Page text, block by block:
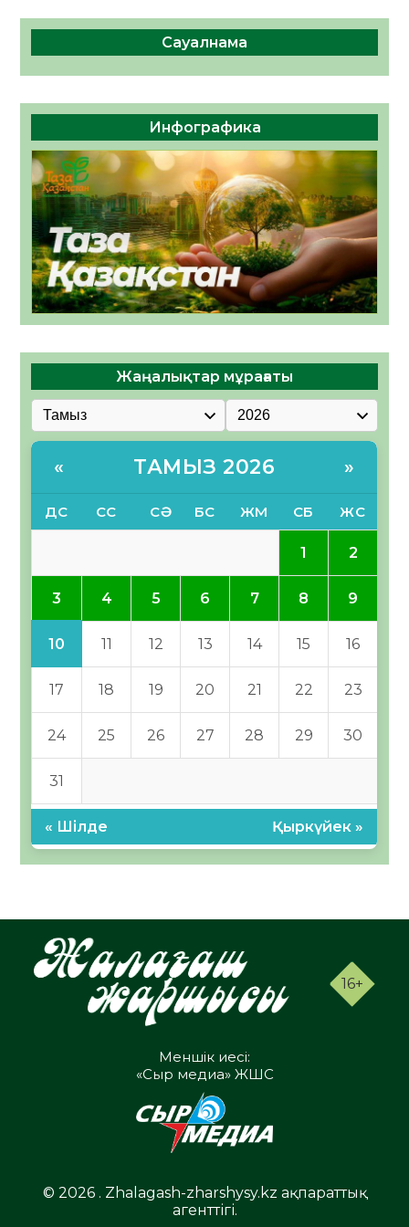
Сауалнама
Инфографика
Жаңалықтар мұрағаты
« ТАМЫЗ 2026 »
ДС СС СӘ БС ЖМ СБ ЖС
1 2
3 4 5 6 7 8 9
10 11 12 13 14 15 16
17 18 19 20 21 22 23
24 25 26 27 28 29 30
31
« Шілде Қыркүйек »
16+
Меншік иесі:
«Сыр медиа» ЖШС
© 2026 . Zhalagash-zharshysy.kz ақпараттық
агенттігі.